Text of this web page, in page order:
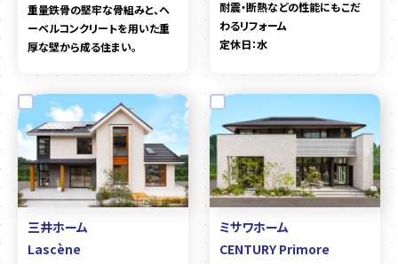
重量鉄骨の堅牢な骨組みと、ヘ
ーベルコンクリートを用いた重
厚な壁から成る住まい。
耐震・断熱などの性能にもこだ
わるリフォーム
定休日：水
三井ホーム
Lascène
ミサワホーム
CENTURY Primore